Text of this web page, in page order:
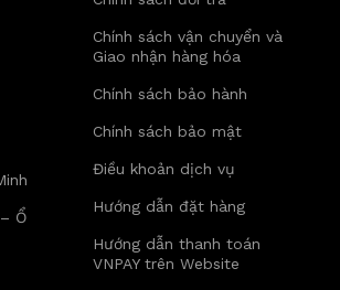
Ổ
Chính sách vận chuyển và
Giao nhận hàng hóa
Chính sách bảo hành
Chính sách bảo mật
Điều khoản dịch vụ
Hướng dẫn đặt hàng
Hướng dẫn thanh toán
VNPAY trên Website